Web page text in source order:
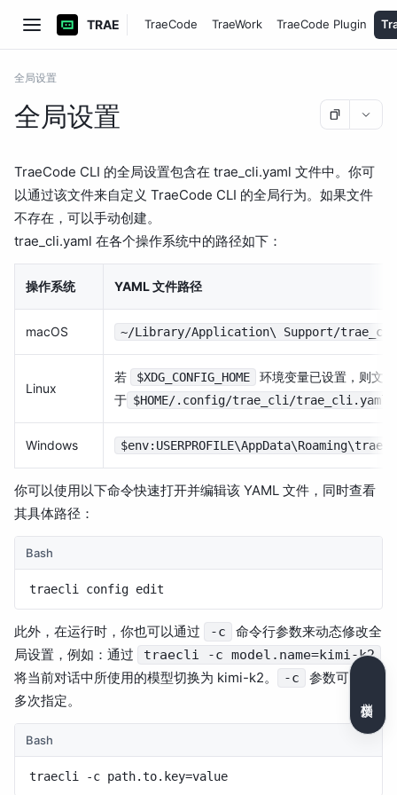
TRAE TraeCode TraeWork TraeCode Plugin
全局设置
全局设置
TraeCode CLI 的全局设置包含在 trae_cli.yaml 文件中。你可
以通过该文件来自定义 TraeCode CLI 的全局行为。如果文件
不存在，可以手动创建。
trae_cli.yaml 在各个操作系统中的路径如下：
操作系统 YAML 文件路径
macOS ~/Library/Application\ Support/
Linux
若 $XDG_CONFIG_HOME
环境变量已设置，则文
于 $HOME/.config/trae_cli/trae_cli.yaml
Windows
你可以使用以下命令快速打开并编辑该 YAML 文件，同时查看
其具体路径：
Bash
此外，在运行时，你也可以通过 -c
命令行参数来动态修改全
局设置，例如：通过
traecli -c model.name=kimi-k2
将当前对话中所使用的模型切换为 kimi-k2。 -c
参数可以被
多次指定。
Bash